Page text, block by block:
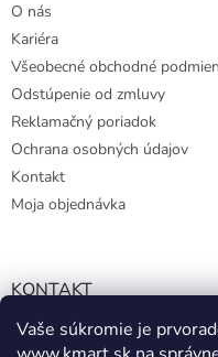
Vaše súkromie je
O nás
Kariéra
Všeobecné obchodné
Odstúpenie od zmluvy
Reklamačný poriadok
Ochrana osobných údajov
Kontakt
Moja objednávka
KONTAKT
info@kmart.sk